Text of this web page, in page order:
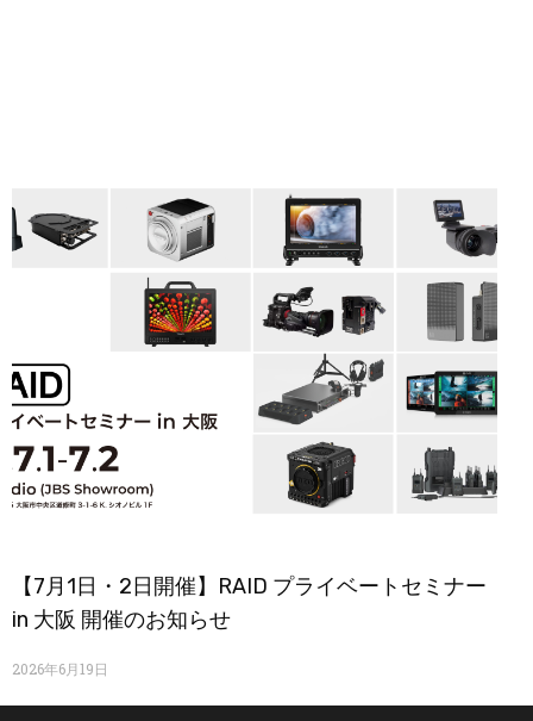
【7月1日・2日開催】RAID プライベートセミナー
in 大阪 開催のお知らせ
2026年6月19日